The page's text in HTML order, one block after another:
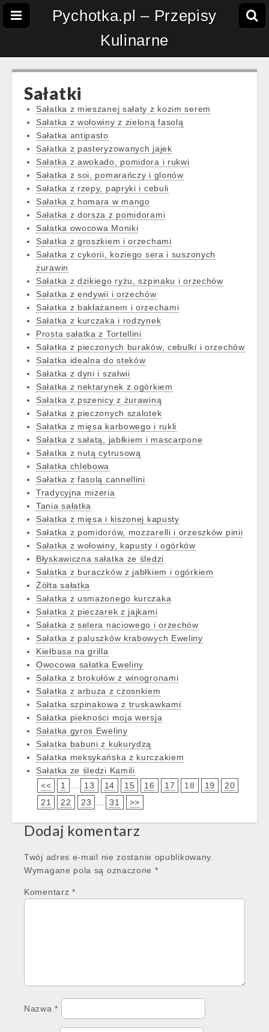
Pychotka.pl – Przepisy
Kulinarne
Sałatki
Sałatka z mieszanej sałaty z kozim serem
Sałatka z wołowiny z zieloną fasolą
Sałatka antipasto
Sałatka z pasteryzowanych jajek
Sałatka z awokado, pomidora i rukwi
Sałatka z soi, pomarańczy i glonów
Sałatka z rzepy, papryki i cebuli
Sałatka z homara w mango
Sałatka z dorsza z pomidorami
Sałatka owocowa Moniki
Sałatka z groszkiem i orzechami
Sałatka z cykorii, koziego sera i suszonych
żurawin
Sałatka z dzikiego ryżu, szpinaku i orzechów
Sałatka z endywii i orzechów
Sałatka z bakłażanem i orzechami
Sałatka z kurczaka i rodzynek
Prosta sałatka z Tortellini
Sałatka z pieczonych buraków, cebulki i orzechów
Sałatka idealna do steków
Sałatka z dyni i szałwii
Sałatka z nektarynek z ogórkiem
Sałatka z pszenicy z żurawiną
Sałatka z pieczonych szalotek
Sałatka z mięsa karbowego i rukli
Sałatka z sałatą, jabłkiem i mascarpone
Sałatka z nutą cytrusową
Sałatka chlebowa
Sałatka z fasolą cannellini
Tradycyjna mizeria
Tania sałatka
Sałatka z mięsa i kiszonej kapusty
Sałatka z pomidorów, mozzarelli i orzeszków pinii
Sałatka z wołowiny, kapusty i ogórków
Błyskawiczna sałatka ze śledzi
Sałatka z buraczków z jabłkiem i ogórkiem
Żółta sałatka
Sałatka z usmażonego kurczaka
Sałatka z pieczarek z jajkami
Sałatka z selera naciowego i orzechów
Sałatka z paluszków krabowych Eweliny
Kiełbasa na grilla
Owocowa sałatka Eweliny
Sałatka z brokułów z winogronami
Sałatka z arbuza z czosnkiem
Sałatka szpinakowa z truskawkami
Sałatka piekności moja wersja
Sałatka gyros Eweliny
Sałatka babuni z kukurydzą
Sałatka meksykańska z kurczakiem
Sałatka ze śledzi Kamili
<<
1 13 14 15 16 17 18 19
20
21
22 23 31 >>
Dodaj komentarz
Twój adres e-mail nie zostanie opublikowany.
Wymagane pola są oznaczone *
Komentarz *
Nazwa*